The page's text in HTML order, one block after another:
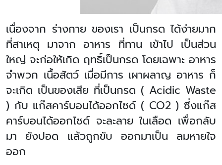
เนื่องจาก ร่างกาย ของเรา เป็นกรด ได้ง่ายมาก
ที่สาเหตุ มาจาก อาหาร ที่ทาน เข้าไป เป็นส่วน
ใหญ่ จะก่อให้เกิด ฤทธิ์เป็นกรด โดยเฉพาะ อาหาร
จำพวก เนื้อสัตว์ เมื่อมีการ เผาผลาญ อาหาร ก็
จะเกิด เป็นของเสีย ที่เป็นกรด ( Acidic Waste
) กับ แก๊สคาร์บอนได้ออกไซด์ ( CO2 ) ซึ่งแก๊ส
คาร์บอนได้ออกไซด์ จะละลาย ในเลือด เพื่อกลับ
มา ยังปอด แล้วถูกขับ ออกมาเป็น ลมหายใจ
ออก